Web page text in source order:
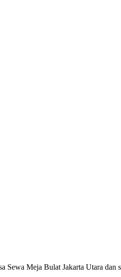
Sewa Meja Bulat Jakarta Utara dan